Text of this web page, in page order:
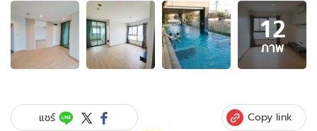
อัลบั้ม
ภาพ
ภาพ
ของ
"มา
ช่า"
12
ภาพ
แชร์ Copy link